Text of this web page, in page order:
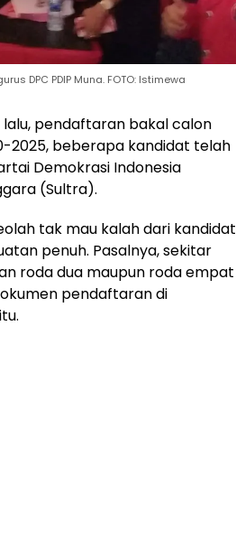
DPC PDIP Muna. FOTO: Istimewa
lalu, pendaftaran bakal calon
2025, beberapa kandidat telah
Demokrasi Indonesia
(Sultra).
tak mau kalah dari kandidat
penuh. Pasalnya, sekitar
roda dua maupun roda empat
pendaftaran di